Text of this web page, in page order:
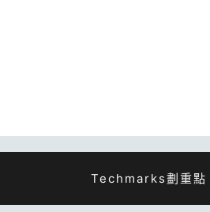
Techmarks劃重